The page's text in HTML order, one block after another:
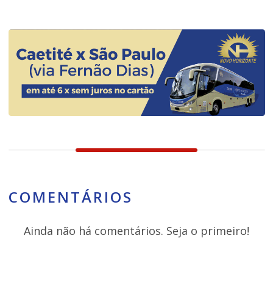
COMENTÁRIOS
Ainda não há comentários. Seja o primeiro!